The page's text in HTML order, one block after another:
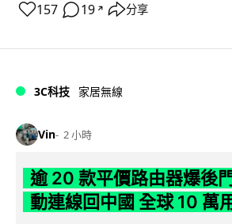
157 19 ↗ 分享
3C科技 家居無線
Vin 2 小時
逾 20 款平價路由器爆後
動連線回中國 全球 10 萬